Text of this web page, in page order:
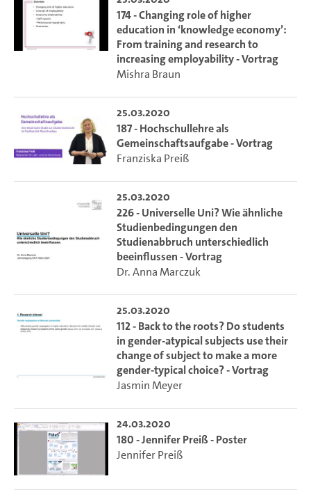
174 - Changing role of higher
education in ‘knowledge economy’:
From training and research to
increasing employability - Vortrag
Mishra Braun
25.03.2020
187 - Hochschullehre als
Gemeinschaftsaufgabe - Vortrag
Franziska Preiß
25.03.2020
226 - Universelle Uni? Wie ähnliche
Studienbedingungen den
Studienabbruch unterschiedlich
beeinflussen - Vortrag
Dr. Anna Marczuk
25.03.2020
112 - Back to the roots? Do students
in gender-atypical subjects use their
change of subject to make a more
gender-typical choice? - Vortrag
Jasmin Meyer
24.03.2020
180 - Jennifer Preiß - Poster
Jennifer Preiß